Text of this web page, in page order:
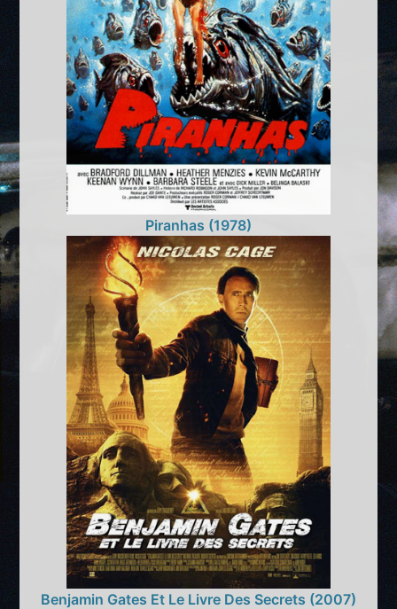
Piranhas (1978)
Benjamin Gates Et Le Livre Des Secrets (2007)